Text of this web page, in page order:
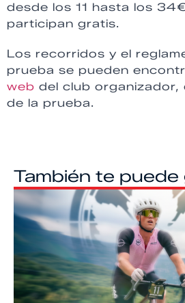
desde los 11 hasta los
participan gratis.
Los recorridos y el
prueba se pueden
web del club organizador,
de la prueba.
También te puede